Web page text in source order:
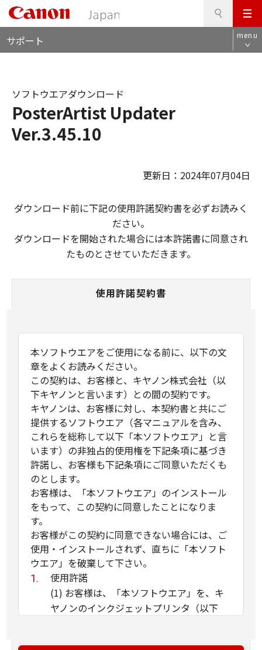
メ
ニ
ュ
サポート menu
PosterArtist Updater
Ver.3.45.10
ソフトウエアダウンロード
更新日：2024年07月04日
ダウンロード前に下記の使用許諾契約書を必ずお読みく
ださい。
ダウンロードを開始された場合には本許諾書に同意され
たものとさせていただきます。
使用許諾契約書
本ソフトウエアをご使用になる前に、以下の文
章をよくお読みください。
この契約は、お客様と、キヤノン株式会社（以
下キヤノンと言います）との間の契約です。
キヤノンは、お客様に対し、本契約書と共にご
提供するソフトウエア（各マニュアルを含み、
これらを総称して以下「本ソフトウエア」と言
います）の非独占的使用権を下記条項に基づき
許諾し、お客様も下記条項にご同意いただくも
のとします。
お客様は、「本ソフトウエア」のインストール
をもって、この契約に同意したことになりま
す。
お客様がこの契約に同意できない場合には、ご
使用・インストールされず、直ちに「本ソフト
ウエア」を破棄して下さい。
使用許諾
(1) お客様は、「本ソフトウエア」を、キ
ヤノンのインクジェットプリンタ（以下